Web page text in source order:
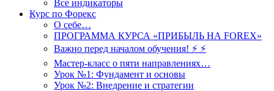
Все индикаторы
Курс по Форекс
О себе…
ПРОГРАММА КУРСА «ПРИБЫЛЬ НА FOREX»
Важно перед началом обучения! ⚡ ⚡
Мастер-класс о пяти направлениях…
Урок №1: Фундамент и основы
Урок №2: Внедрение и стратегии